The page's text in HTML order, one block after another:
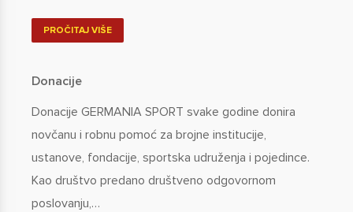
PROČITAJ VIŠE
Donacije
Donacije GERMANIA SPORT svake godine donira
novčanu i robnu pomoć za brojne institucije,
ustanove, fondacije, sportska udruženja i pojedince.
Kao društvo predano društveno odgovornom
poslovanju,…